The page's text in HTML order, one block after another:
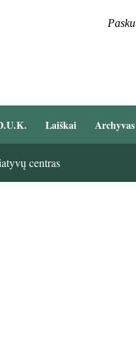
Laiškai Archyvas
centras